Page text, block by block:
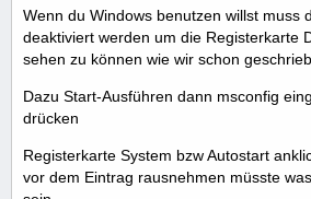
Wenn du Windows benutzen willst muss
deaktiviert werden um die Registerkarte
sehen zu können wie wir schon
Dazu Start-Ausführen dann msconfig
drücken
Registerkarte System bzw Autostart
vor dem Eintrag rausnehmen müsste